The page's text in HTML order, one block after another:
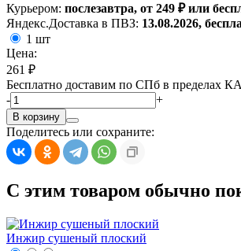
Курьером: послезавтра, от 249 ₽ или
Яндекс.Доставка в ПВЗ: 13.08.2026,
1 шт
Цена:
261 ₽
Бесплатно доставим по СПб в пределах
-
+
В корзину
Поделитесь или сохраните:
С этим товаром обычно
Инжир сушеный плоский